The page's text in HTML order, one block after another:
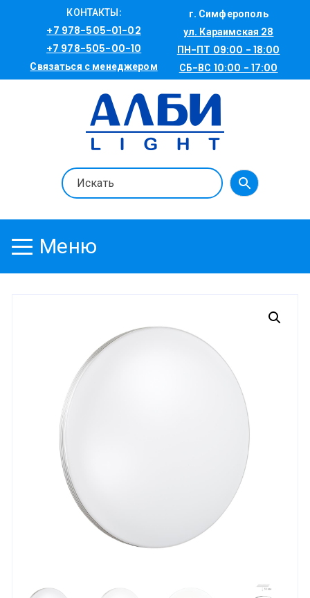
КОНТАКТЫ:
+7 978-505-01-02
+7 978-505-00-10
Связаться с менеджером
г. Симферополь
ул. Караимская 28
ПН-ПТ 09:00 - 18:00
СБ-ВС 10:00 - 17:00
Меню